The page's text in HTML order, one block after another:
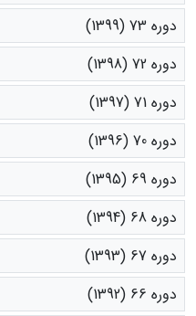
دوره 73 (1399)
دوره 72 (1398)
دوره 71 (1397)
دوره 70 (1396)
دوره 69 (1395)
دوره 68 (1394)
دوره 67 (1393)
دوره 66 (1392)